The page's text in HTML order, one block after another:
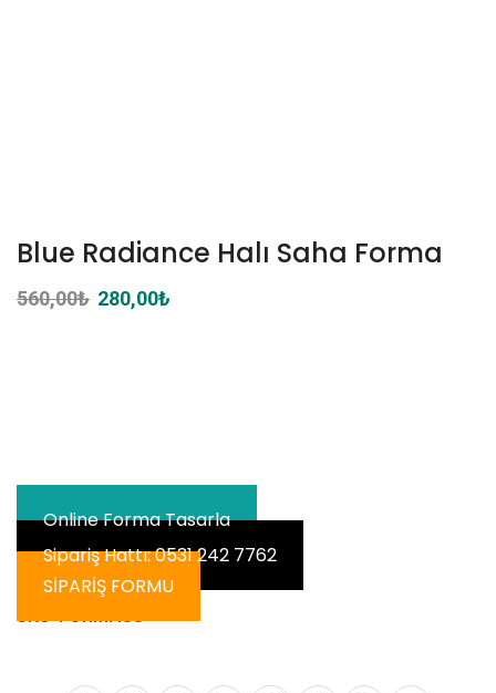
Blue Radiance Halı Saha Forma
560,00₺ Orijinal
280,00₺
Online Forma Tasarla
Sipariş Hattı: 0531 242 7762
SİPARİŞ FORMU
SKU:FORMA88